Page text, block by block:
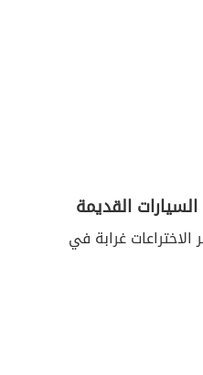
القديمة
غرابة في